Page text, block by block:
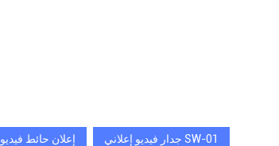
إعلان حائط فيديو 55 بوصة جدار فيديو إعلاني SW-01